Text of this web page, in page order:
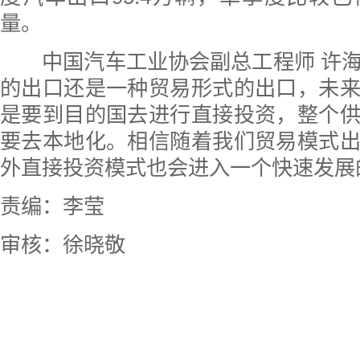
量。
中国汽车工业协会副总工程师 许
的出口还是一种贸易形式的出口，未
是要到目的国去进行直接投资，整个
要去本地化。相信随着我们贸易模式
外直接投资模式也会进入一个快速发
责编：李莹
审核：徐晓敬